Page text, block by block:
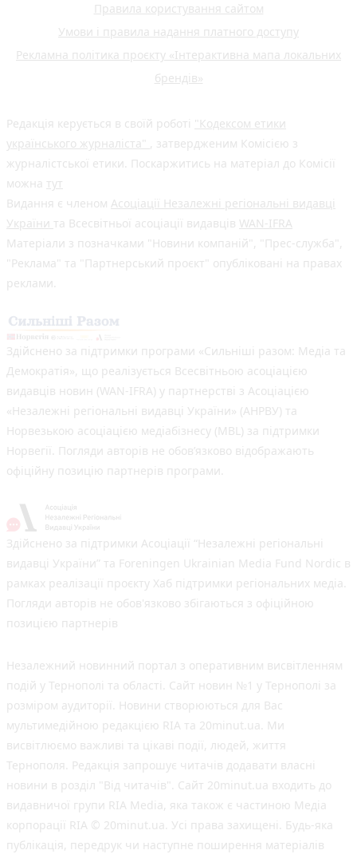
Правила користування сайтом
Умови і правила надання платного доступу
Рекламна політика проєкту «Інтерактивна мапа локальних
брендів»
Редакція керується в своїй роботі "Кодексом етики
українського журналіста" , затвердженим Комісією з
журналістської етики. Поскаржитись на матеріал до Комісії
можна тут
Видання є членом Асоціації Незалежні регіональні видавці
України та Всесвітньої асоціації видавців WAN-IFRA
Матеріали з позначками "Новини компаній", "Прес-служба",
"Реклама" та "Партнерський проєкт" опубліковані на правах
реклами.
Здійснено за підтримки програми «Сильніші разом: Медіа та
Демократія», що реалізується Всесвітньою асоціацією
видавців новин (WAN-IFRA) у партнерстві з Асоціацією
«Незалежні регіональні видавці України» (АНРВУ) та
Норвезькою асоціацією медіабізнесу (MBL) за підтримки
Норвегії. Погляди авторів не обов’язково відображають
офіційну позицію партнерів програми.
Здійснено за підтримки Асоціації “Незалежні регіональні
видавці України” та Foreningen Ukrainian Media Fund Nordic в
рамках реалізації проєкту Хаб підтримки регіональних медіа.
Погляди авторів не обов'язково збігаються з офіційною
позицією партнерів
Незалежний новинний портал з оперативним висвітленням
подій у Тернополі та області. Сайт новин №1 у Тернополі за
розміром аудиторії. Новини створюються для Вас
мультимедійною редакцією RIA та 20minut.ua. Ми
висвітлюємо важливі та цікаві події, людей, життя
Тернополя. Редакція запрошує читачів додавати власні
новини в розділ "Від читачів". Сайт 20minut.ua входить до
видавничої групи RIA Media, яка також є частиною Медіа
корпорації RIA © 20minut.ua. Усі права захищені. Будь-яка
публiкацiя, передрук чи наступне поширення матеріалів